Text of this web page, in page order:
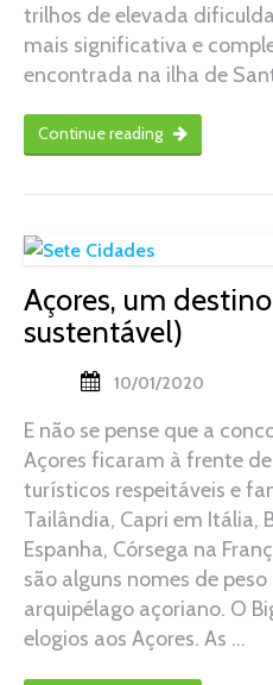
trilhos de elevada
mais significativa e
encontrada na ilha de
Continue reading
Açores, um
sustentável)
10/01/2020
E não se pense que a
Açores ficaram à frente
turísticos respeitáveis e
Tailândia, Capri em Itália,
Espanha, Córsega na
são alguns nomes de
arquipélago açoriano. O
elogios aos Açores. As …